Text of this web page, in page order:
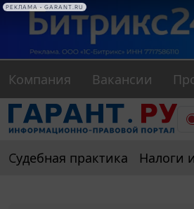
Компания Вакансии
Судебная практика Налоги
РЕКЛАМА • GARANT.RU